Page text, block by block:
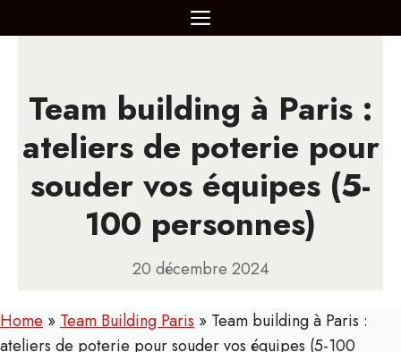
au
MENU
Team building à Paris :
ateliers de poterie pour
souder vos équipes (5-
100 personnes)
20 décembre 2024
Home » Team Building Paris » Team building à Paris :
ateliers de poterie pour souder vos équipes (5-100